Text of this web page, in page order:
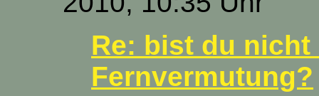
Re: bist du
Fernvermutung?